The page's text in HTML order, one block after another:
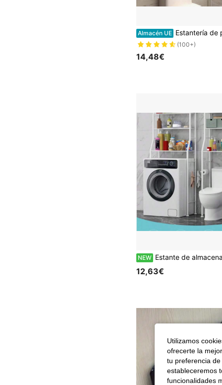
Almacén UE Estantería de pared de baño de 3 niveles con cestas de metal - Estantes flotantes de madera modernos, adecuados para almacenamiento sobre el inodoro, ahorro de espacio, diseño de varias capas,
(100+)
14,48€
NEW Estante de almacenamiento para baño, estante de almacenamiento para inodoro, estante de
12,63€
Utilizamos
ofrecerte la
tu preferencia
estableceremos
funcionalidades